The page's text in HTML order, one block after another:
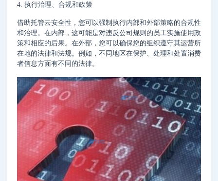
4. 执行治理、合规和政策
借助托管云安全性，您可以强制执行内部和外部策略的合规性
和治理。在内部，这可能是对违反公司规则的员工实施使用政
策和相应的后果。在外部，您可以确保您的组织遵守其运营所
在地的法律和法规。例如，不同地区在保护、处理和处置消费
者信息方面有不同的法律。